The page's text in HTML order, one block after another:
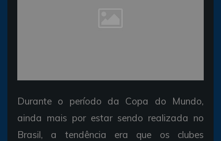
Durante o período da Copa do Mundo,
ainda mais por estar sendo realizada no
Brasil, a tendência era que os clubes